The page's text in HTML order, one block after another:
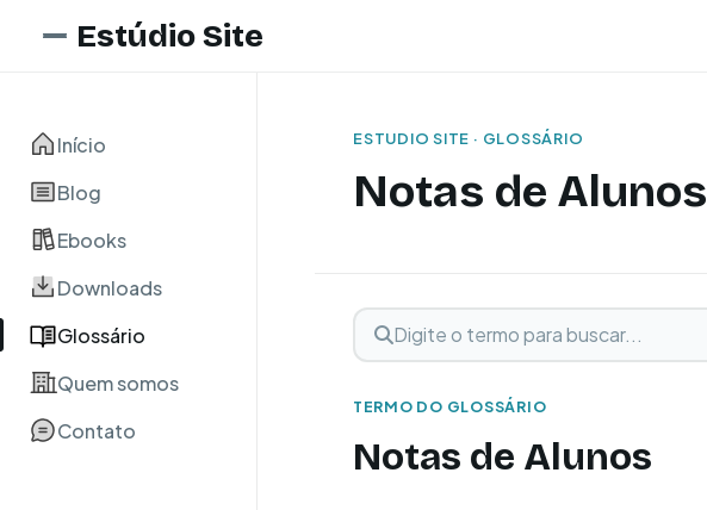
Estúdio Site
Início
Blog
Ebooks
Downloads
Glossário
Quem somos
Contato
ESTUDIO SITE · GLOSSÁRIO
Notas de Alunos
Buscar termo
Digite o termo para buscar
TERMO DO GLOSSÁRIO
Notas de Alunos